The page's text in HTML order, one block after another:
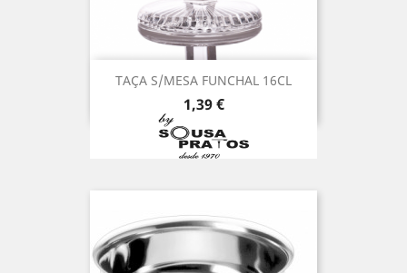
TAÇA S/MESA FUNCHAL 16CL
Preço
1,39 €